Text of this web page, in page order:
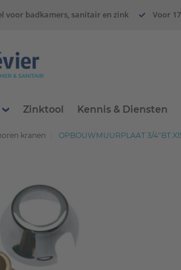
voor badkamers, sanitair en zink Voor
Zinktool Kennis & Diensten
kranen OPBOUWMUURPLAAT 3/